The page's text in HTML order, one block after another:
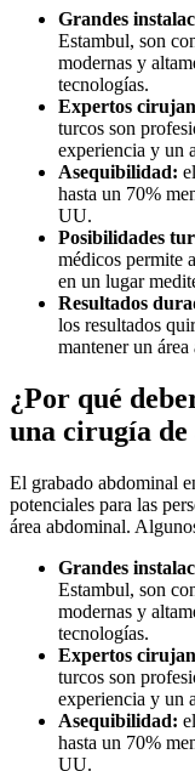
Grandes
Estambul, son
modernas y
tecnologías.
Expertos
turcos son
experiencia y un
Asequibilidad:
hasta un 70%
UU.
Posibilidades
médicos permite
en un lugar
Resultados
los resultados
mantener un
¿Por qué
una cirugía de
El grabado abdominal
potenciales para las
área abdominal.
Grandes
Estambul, son
modernas y
tecnologías.
Expertos
turcos son
experiencia y un
Asequibilidad:
hasta un 70%
UU.